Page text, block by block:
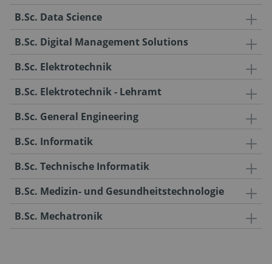
B.Sc. Data Science
B.Sc. Digital Management Solutions
B.Sc. Elektrotechnik
B.Sc. Elektrotechnik - Lehramt
B.Sc. General Engineering
B.Sc. Informatik
B.Sc. Technische Informatik
B.Sc. Medizin- und Gesundheitstechnologie
B.Sc. Mechatronik